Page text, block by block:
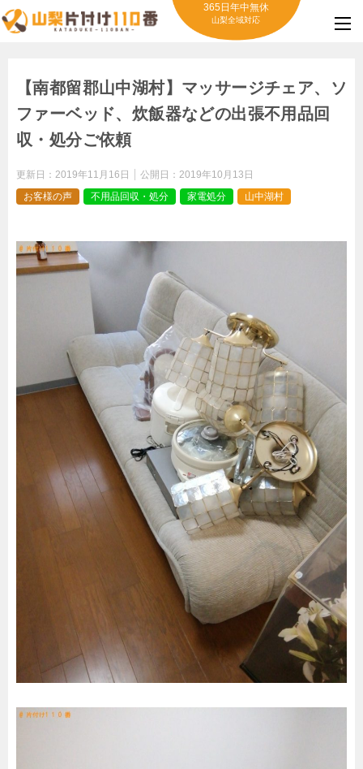
365日年中無休
山梨全域対応
【南都留郡山中湖村】マッサージチェア、ソ
ファーベッド、炊飯器などの出張不用品回
収・処分ご依頼
更新日： 2019年11月16日 公開日： 2019年10月13日
お客様の声
不用品回収・処分 家電処分 山中湖村